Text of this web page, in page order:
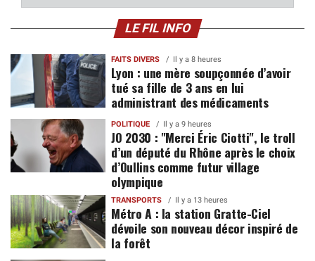
LE FIL INFO
FAITS DIVERS Il y a 8 heures
Lyon : une mère soupçonnée d’avoir
tué sa fille de 3 ans en lui
administrant des médicaments
POLITIQUE Il y a 9 heures
JO 2030 : "Merci Éric Ciotti", le troll
d’un député du Rhône après le choix
d’Oullins comme futur village
olympique
TRANSPORTS Il y a 13 heures
Métro A : la station Gratte-Ciel
dévoile son nouveau décor inspiré de
la forêt